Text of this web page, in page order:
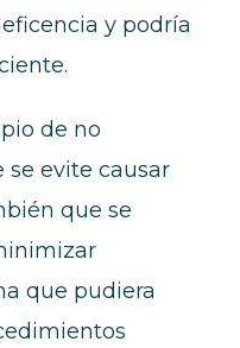
y podría
de no
evite causar
que se
que pudiera